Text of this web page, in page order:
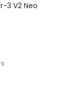
3 V2 Neo